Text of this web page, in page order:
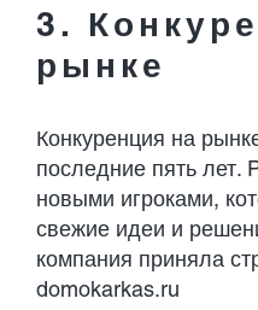
3.
рынке
Конкуренция на
последние пять лет.
новыми игроками,
свежие идеи и
компания приняла
domokarkas.ru